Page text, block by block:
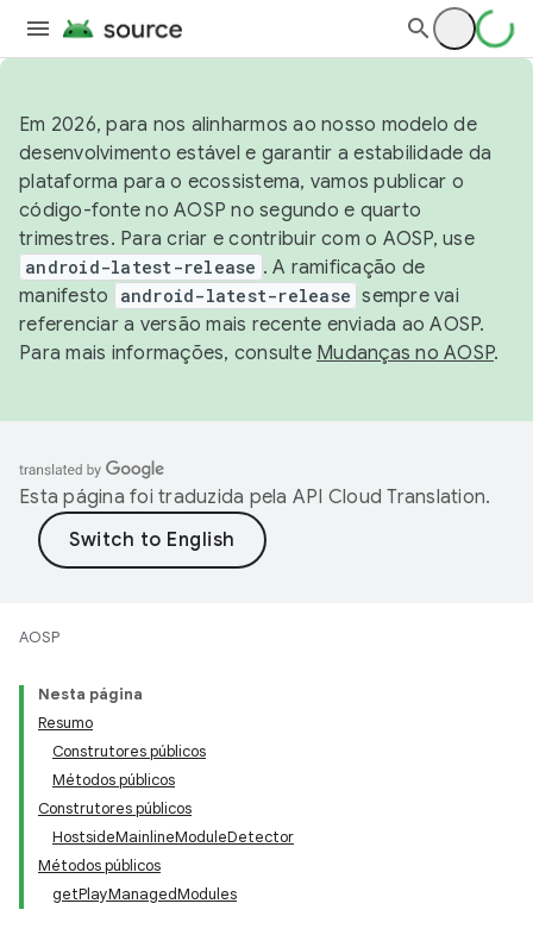
Em 2026, para nos alinharmos ao nosso modelo de
desenvolvimento estável e garantir a estabilidade da
plataforma para o ecossistema, vamos publicar o
código-fonte no AOSP no segundo e quarto
trimestres. Para criar e contribuir com o AOSP, use
android-latest-release . A ramificação de
manifesto
android-latest-release sempre vai
referenciar a versão mais recente enviada ao AOSP.
Para mais informações, consulte Mudanças no AOSP.
Esta página foi traduzida pela API Cloud Translation.
AOSP
Nesta página
Resumo
Construtores públicos
Métodos públicos
Construtores públicos
HostsideMainlineModuleDetector
Métodos públicos
getPlayManagedModules